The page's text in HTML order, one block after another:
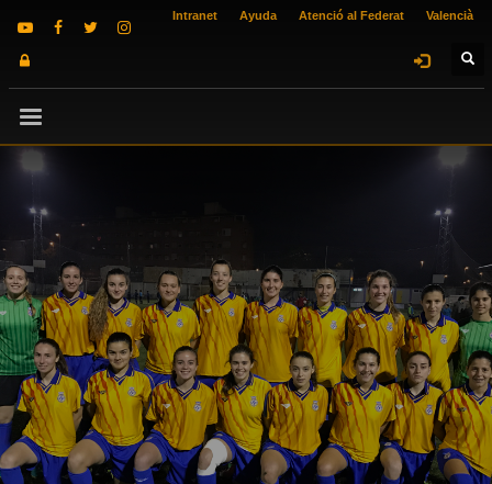
Intranet Ayuda Atenció al Federat Valencià